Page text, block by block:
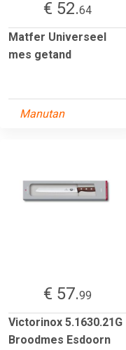
€ 52.64
Matfer Universeel
mes getand
Manutan
€ 57.99
Victorinox 5.1630.21G
Broodmes Esdoorn